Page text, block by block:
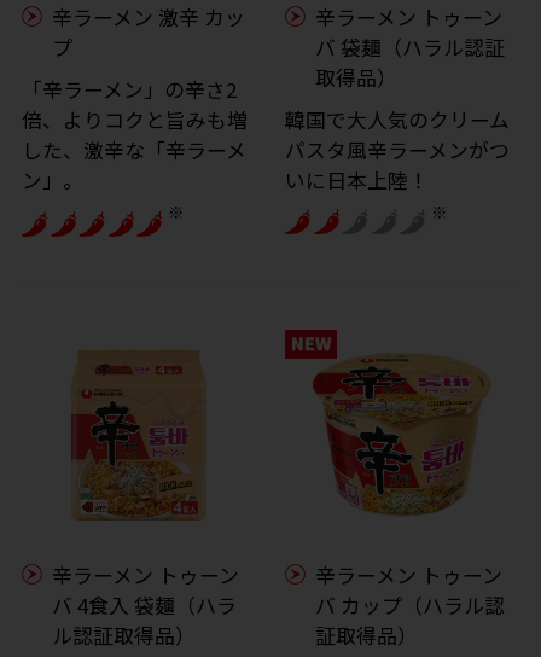
辛ラーメン 激辛 カッ
プ
「辛ラーメン」の辛さ2
倍、よりコクと旨みも増
した、激辛な「辛ラーメ
ン」。
※
辛ラーメン トゥーン
バ 袋麺（ハラル認証
取得品）
韓国で大人気のクリーム
パスタ風辛ラーメンがつ
いに日本上陸！
※
辛ラーメン トゥーン
バ 4食入 袋麺（ハラ
ル認証取得品）
辛ラーメン トゥーン
バ カップ（ハラル認
証取得品）